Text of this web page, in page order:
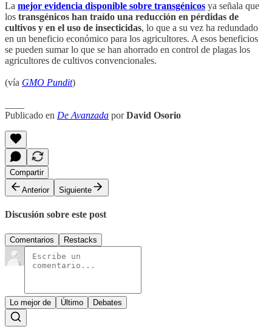
La mejor evidencia disponible sobre transgénicos ya señala que
los transgénicos han traído una reducción en pérdidas de
cultivos y en el uso de insecticidas, lo que a su vez ha redundado
en un beneficio económico para los agricultores. A esos beneficios
se pueden sumar lo que se han ahorrado en control de plagas los
agricultores de cultivos convencionales.
(vía GMO Pundit)
Publicado en De Avanzada porDavid Osorio
Compartir
Anterior
Siguiente
Discusión sobre este post
Comentarios Restacks
Lo mejor de Último Debates